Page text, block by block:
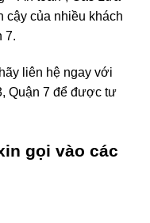
cậy của nhiều khách
7.
liên hệ ngay với
Quận 7 để được tư
gọi vào các